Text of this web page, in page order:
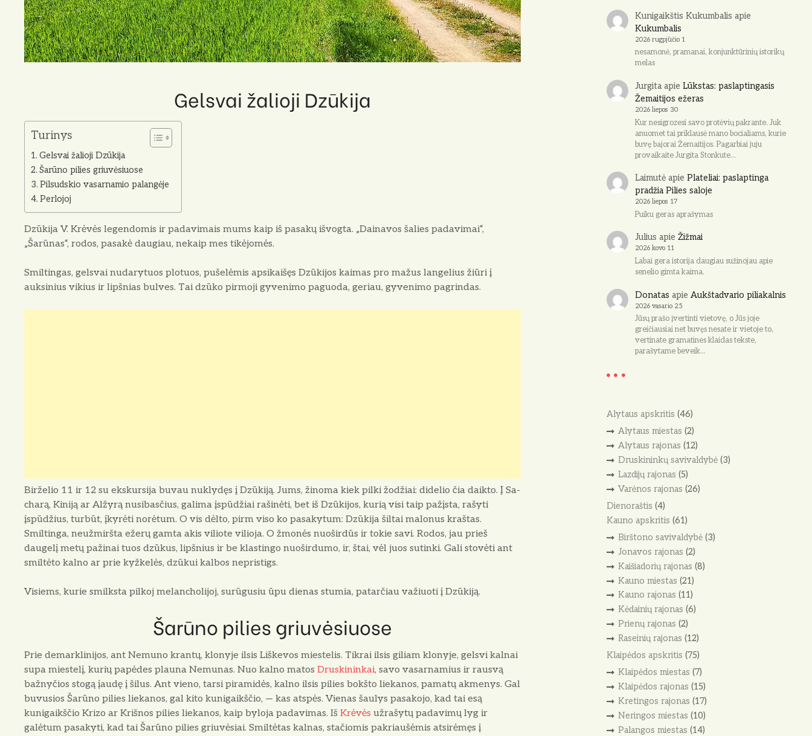
Gelsvai žalioji Dzūkija
Turinys
Gelsvai žalioji Dzūkija
Šarūno pilies griuvėsiuose
Pilsudskio vasarnamio palangėje
Perlojoj
Dzūkija V. Krėvės legendomis ir padavimais mums kaip iš pasakų išvogta. „Dainavos šalies padavi­mai“,
„Šarūnas“, rodos, pasakė dau­giau, nekaip mes tikėjomės.
Smiltingas, gelsvai nudarytuos plotuos, pušelėmis apsikaišęs Dzū­kijos kaimas pro mažus langelius žiūri į
auksinius vikius ir lipšnias bulves. Tai dzūko pirmoji gyveni­mo paguoda, geriau, gyvenimo pa­grindas.
Birželio 11 ir 12 su ekskursija buvau nuklydęs į Dzūkiją. Jums, žinoma kiek pilki žodžiai: didelio čia daikto. Į Sa­
charą, Kiniją ar Alžyrą nusibasčius, galima įspūdžiai rašinėti, bet iš Dzūkijos, kurią visi taip pažįsta, rašyti
įspūdžius, turbūt, įkyrėti norėtum. O vis dėlto, pirm viso ko pasakytum: Dzūkija šiltai malonus kraštas.
Smiltinga, neužmiršta eže­rų gamta akis viliote vilioja. O žmonės nuoširdūs ir tokie savi. Rodos, jau prieš
daugelį metų pa­žinai tuos dzūkus, lipšnius ir be klastingo nuoširdumo, ir, štai, vėl juos sutinki. Gali stovėti ant
smil­tėto kalno ar prie kyžkelės, dzūkui kalbos nepristigs.
Visiems, kurie smilksta pilkoj melancholijoj, surūgusiu ūpu die­nas stumia, patarčiau važiuoti į Dzūkiją.
Šarūno pilies griuvėsiuose
Prie demarklinijos, ant Nemu­no krantų, klonyje ilsis Liškevos miestelis. Tikrai ilsis giliam klo­nyje, gelsvi kalnai
supa miestelį, kurių papėdes plauna Nemunas. Nuo kalno matos Druskininkai, sa­vo vasarnamius ir rausvą
bažnyčios stogą įaudę į šilus. Ant vieno, tar­si piramidės, kalno ilsis pilies bokšto liekanos, pamatų akmenys. Gal
buvusios Šarūno pilies lieka­nos, gal kito kunigaikščio, — kas atspės. Vienas šaulys pasakojo, kad tai esą
kunigaikščio Krizo ar Krišnos pilies liekanos, kaip bylo­ja padavimas. Iš Krėvės užrašytų padavimų lyg ir
galėtum pasakyti, kad tai Šarūno pilies griuvėsiai. Smiltėtas kalnas, stačiomis pa­kriaušėmis atsirėmęs į
Kunigaikštis Kukumbalis apie
Kukumbalis
2026 rugpjūčio 1
nesamonė, pramanai, konjunktūrinių istorikų
melas
Jurgitaapie Lūkstas: paslaptingasis
Žemaitijos ežeras
2026 liepos 30
Kur nesigrozesi savo protėvių pakrante. Juk
anuomet tai priklausė mano bocialiams, kurie
buvę bajorai Žemaitijos. Pagarbiai juju
provaikaite Jurgita Stonkute…
Laimutėapie Plateliai: paslaptinga
pradžia Pilies saloje
2026 liepos 17
Puiku geras aprašymas
Julius apie Žižmai
2026 kovo 11
Labai gera istorija daugiau sužinojau apie
senelio gimta kaima.
Donatas apie Aukštadvario piliakalnis
2026 vasario 25
Jūsų prašo įvertinti vietovę, o Jūs joje
greičiausiai net buvęs nesate ir vietoje to,
vertinate gramatines klaidas tekste,
parašytame beveik…
Alytaus apskritis (46)
Alytaus miestas (2)
Alytaus rajonas (12)
Druskininkų savivaldybė(3)
Lazdijų rajonas (5)
Varėnos rajonas (26)
Dienoraštis (4)
Kauno apskritis (61)
Birštono savivaldybė(3)
Jonavos rajonas (2)
Kaišiadorių rajonas (8)
Kauno miestas (21)
Kauno rajonas (11)
Kėdainių rajonas (6)
Prienų rajonas (2)
Raseinių rajonas (12)
Klaipėdos apskritis (75)
Klaipėdos miestas (7)
Klaipėdos rajonas (15)
Kretingos rajonas (17)
Neringos miestas (10)
Palangos miestas (14)